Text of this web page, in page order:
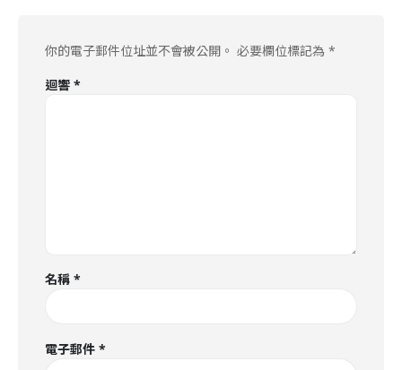
你的電子郵件位址並不會被公開。 必要欄位標記為 *
迴響 *
名稱 *
電子郵件 *